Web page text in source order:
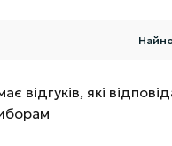
відгуків, які